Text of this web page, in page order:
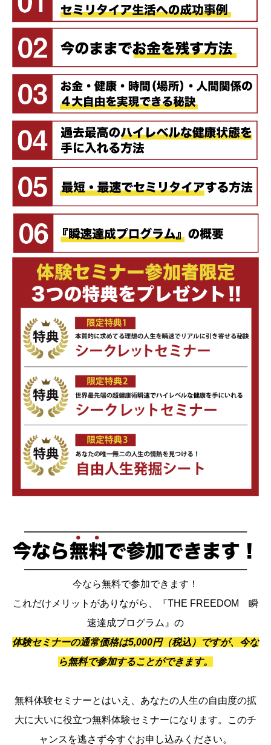
今なら無料で参加できます！
これだけメリットがありながら、『THE FREEDOM 瞬
速達成プログラム』の
体験セミナーの通常価格は5,000円（税込）ですが、今な
ら無料で参加することができます。
無料体験セミナーとはいえ、あなたの人生の自由度の拡
大に大いに役立つ無料体験セミナーになります。このチ
ャンスを逃さず今すぐお申し込みください。